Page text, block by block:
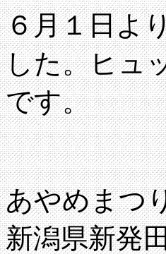
６月１日よ
した。ヒュ
です。
あやめまつ
新潟県新発